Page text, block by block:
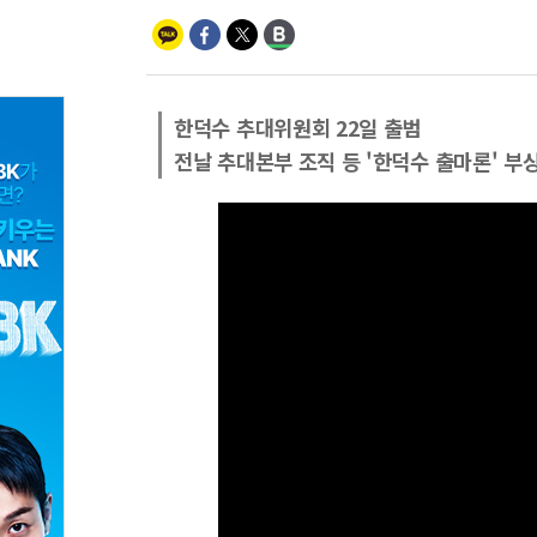
한덕수 추대위원회 22일 출범
전날 추대본부 조직 등 '한덕수 출마론' 부